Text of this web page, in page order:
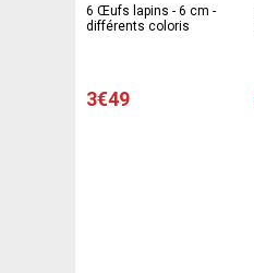
6 Œufs lapins - 6 cm -
différents coloris
3€49